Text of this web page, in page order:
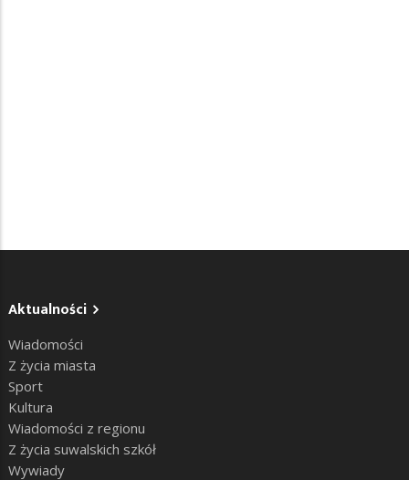
Aktualności
Wiadomości
Z życia miasta
Sport
Kultura
Wiadomości z regionu
Z życia suwalskich szkół
Wywiady